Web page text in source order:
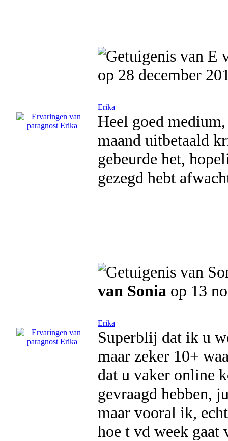
op 28 december
Erika
Heel goed
maand uitbetaald
gebeurde het,
gezegd hebt
van Sonia op 13
Erika
Superblij dat ik u
maar zeker 10+
dat u vaker online
gevraagd hebben,
maar vooral ik,
hoe t vd week gaat